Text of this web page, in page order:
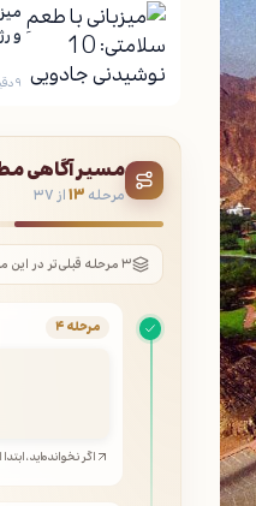
و
۹ دقیقه مطالعه
مسیر آگاهی
مرحله ۱۳از ۳۷
۳ مرحله قبلی‌تر در این مسیر وجود دارد.
مرحله ۴
اگر نخوانده‌اید،